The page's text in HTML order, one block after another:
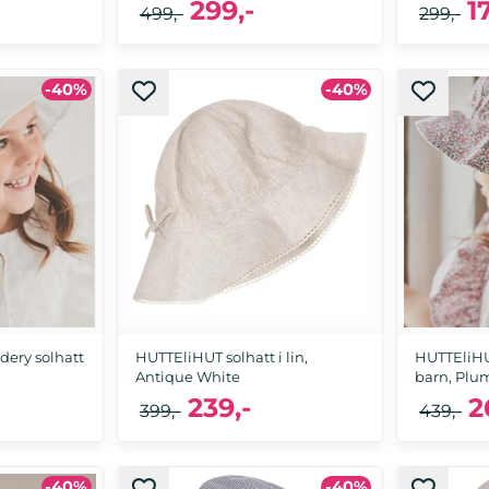
299,-
499,-
6-
299,-
-40%
solhatt
-40%
HUTTEliHUT solhatt i lin,
Antique White
239,-
399,-
barn,
439,-